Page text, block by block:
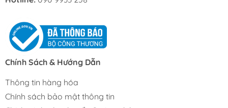
Chính Sách & Hướng Dẫn
Thông tin hàng hóa
Chính sách bảo mật thông tin